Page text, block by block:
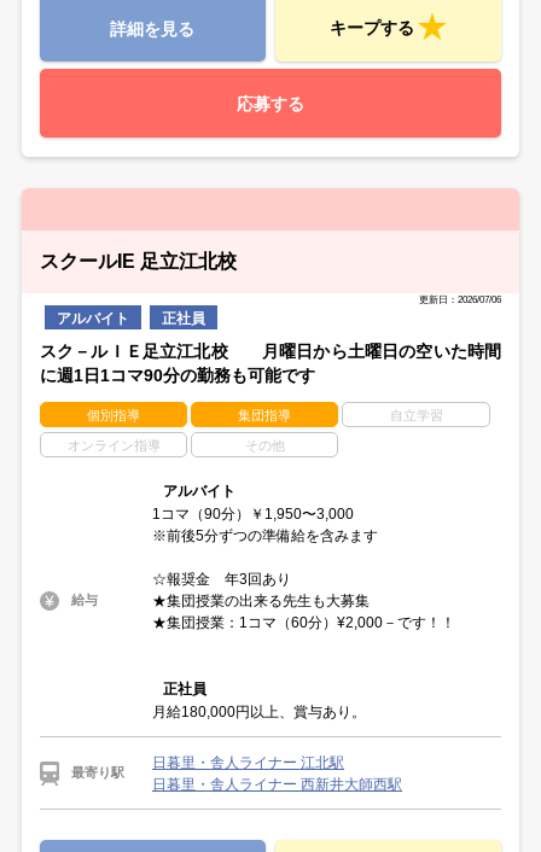
詳細を見る キープする
応募する
スクールIE 足立江北校
更新日：2026/07/06
アルバイト 正社員
スク－ルＩＥ足立江北校 月曜日から土曜日の空いた時間
に週1日1コマ90分の勤務も可能です
個別指導 集団指導 自立学習
オンライン指導 その他
給与
アルバイト
1コマ（90分）￥1,950〜3,000
※前後5分ずつの準備給を含みます
☆報奨金 年3回あり
★集団授業の出来る先生も大募集
★集団授業：1コマ（60分）¥2,000－です！！
正社員
月給180,000円以上、賞与あり。
最寄り駅
日暮里・舎人ライナー 江北駅
日暮里・舎人ライナー 西新井大師西駅